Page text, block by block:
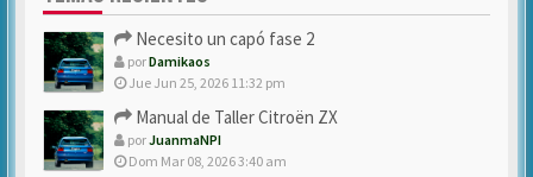
Necesito un capó fase 2
porDamikaos
Jue Jun 25, 2026 11:32 pm
Manual de Taller Citroën ZX
porJuanmaNPI
Dom Mar 08, 2026 3:40 am